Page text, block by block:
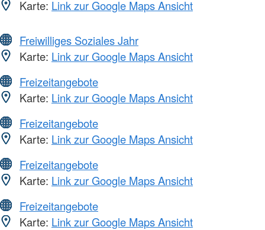
Karte: Link zur Google Maps Ansicht
Freiwilliges Soziales Jahr
Karte: Link zur Google Maps Ansicht
Freizeitangebote
Karte: Link zur Google Maps Ansicht
Freizeitangebote
Karte: Link zur Google Maps Ansicht
Freizeitangebote
Karte: Link zur Google Maps Ansicht
Freizeitangebote
Karte: Link zur Google Maps Ansicht